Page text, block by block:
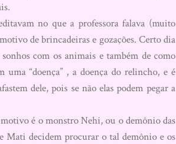
no que a professora falava (muito
de brincadeiras e gozações. Certo dia
com os animais e também de como
uma “doença” , a doença do relincho, e é
dele, pois se não elas podem pegar a
é o monstro Nehi, ou o demônio das
Mati decidem procurar o tal demônio e os